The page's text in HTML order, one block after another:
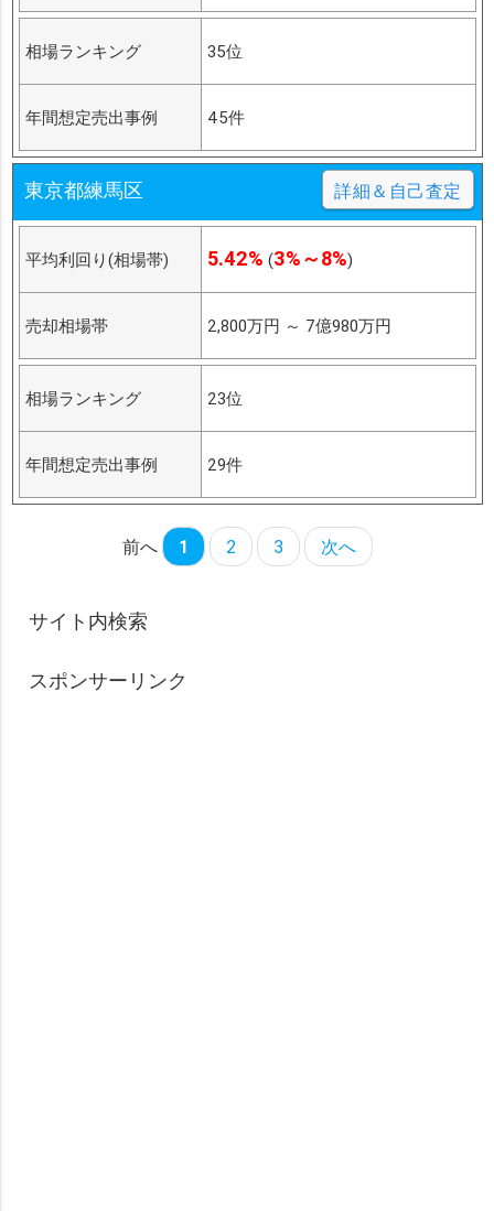
相場ランキング 35位
年間想定売出事例 45件
東京都練馬区 詳細＆自己査定
平均利回り(相場帯) 5.42% (3%～8%)
売却相場帯 2,800万円 ～ 7億980万円
相場ランキング 23位
年間想定売出事例 29件
前へ 1 2 3 次へ
サイト内検索
スポンサーリンク